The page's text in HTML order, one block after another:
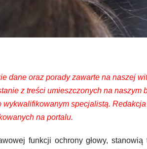
dane oraz porady zawarte na naszej
z treści umieszczonych na naszym
specjalistą.
na portalu.
funkcji ochrony głowy,